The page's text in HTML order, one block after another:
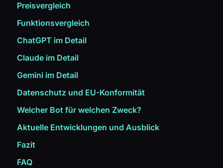
Preisvergleich
Funktionsvergleich
ChatGPT im Detail
Claude im Detail
Gemini im Detail
Datenschutz und EU-Konformität
Welcher Bot für welchen Zweck?
Aktuelle Entwicklungen und Ausblick
Fazit
FAQ